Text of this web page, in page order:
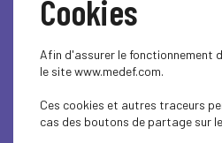
SUSTAINABLE
SUSTAINABLE
Cookies
Afin d'assurer le fonctionnement
le site www.medef.com.
Ces cookies et autres traceurs
cas des boutons de partage sur